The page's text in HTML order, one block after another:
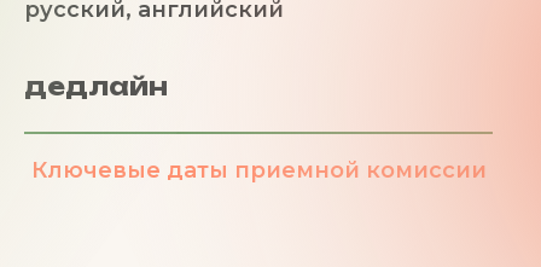
русский, английский
дедлайн
Ключевые даты приемной комиссии